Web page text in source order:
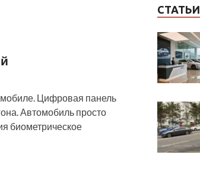
Цифровая панель
Автомобиль просто
биометрическое
СТАТЬИ